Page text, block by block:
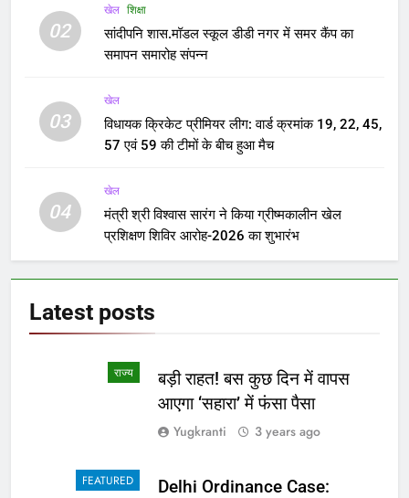
02
खेल शिक्षा
सांदीपनि शास.मॉडल स्कूल डीडी नगर में समर कैंप का
समापन समारोह संपन्न
03
खेल
विधायक क्रिकेट प्रीमियर लीग: वार्ड क्रमांक 19, 22, 45,
57 एवं 59 की टीमों के बीच हुआ मैच
04
खेल
मंत्री श्री विश्वास सारंग ने किया ग्रीष्मकालीन खेल
प्रशिक्षण शिविर आरोह-2026 का शुभारंभ
Latest posts
राज्य
बड़ी राहत! बस कुछ दिन में वापस
आएगा ‘सहारा’ में फंसा पैसा
Yugkranti 3 years ago
FEATURED
Delhi Ordinance Case: